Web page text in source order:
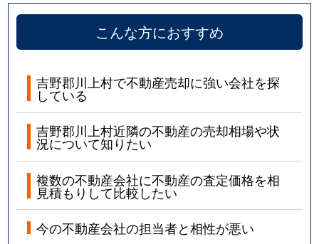
こんな方におすすめ
吉野郡川上村で不動産売却に強い会社を探
している
吉野郡川上村近隣の不動産の売却相場や状
況について知りたい
複数の不動産会社に不動産の査定価格を相
見積もりして比較したい
今の不動産会社の担当者と相性が悪い